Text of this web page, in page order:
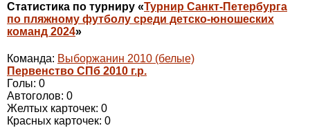
Статистика по турниру «Турнир Санкт-Петербурга
по пляжному футболу среди детско-юношеских
команд 2024»
Команда: Выборжанин 2010 (белые)
Первенство СПб 2010 г.р.
Голы: 0
Автоголов: 0
Желтых карточек: 0
Красных карточек: 0